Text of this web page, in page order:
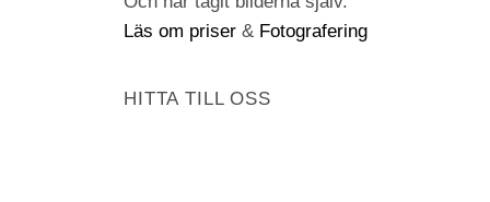
Läs om priser & Fotografering
HITTA TILL OSS